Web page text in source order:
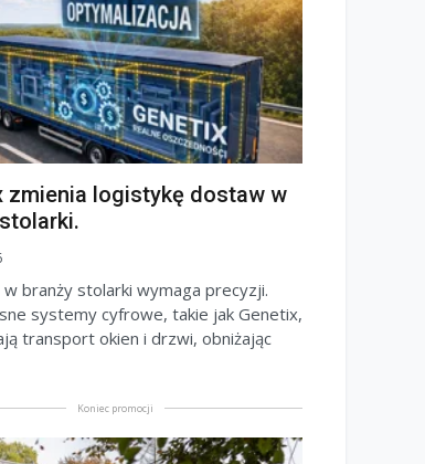
zmienia logistykę dostaw w
branży stolarki wymaga precyzji.
systemy cyfrowe, takie jak Genetix,
transport okien i drzwi, obniżając
Koniec promocji